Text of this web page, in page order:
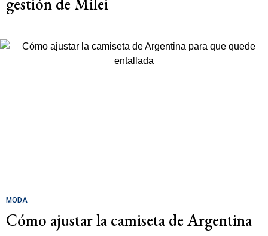
MODA
Cómo ajustar la camiseta de Argentina